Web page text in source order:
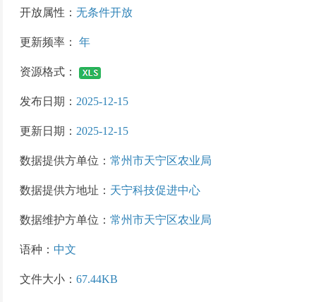
开放属性： 无条件开放
更新频率： 年
资源格式：
发布日期： 2025-12-15
更新日期： 2025-12-15
数据提供方单位： 常州市天宁区农业局
数据提供方地址： 天宁科技促进中心
数据维护方单位： 常州市天宁区农业局
语种： 中文
文件大小： 67.44KB